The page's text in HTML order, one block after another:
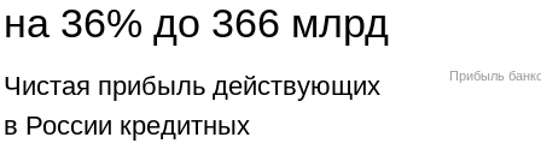
на 36% до 366 млрд
Прибыль
Чистая прибыль действующих
в России кредитных